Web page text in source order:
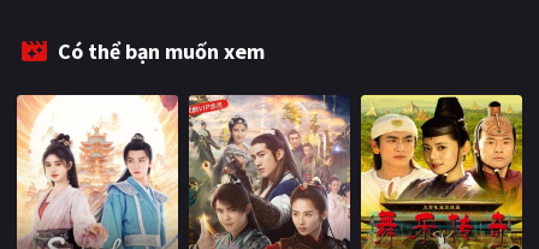
Có thể bạn muốn xem